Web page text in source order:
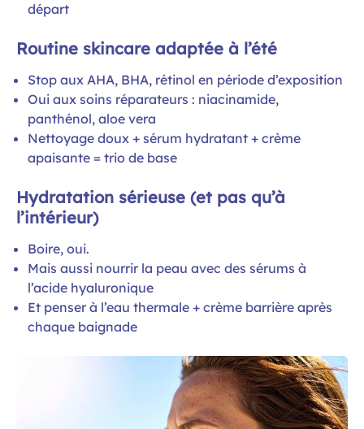
départ
Routine skincare adaptée à l’été
Stop aux AHA, BHA, rétinol en période d’exposition
Oui aux soins réparateurs : niacinamide,
panthénol, aloe vera
Nettoyage doux + sérum hydratant + crème
apaisante = trio de base
Hydratation sérieuse (et pas qu’à
l’intérieur)
Boire, oui.
Mais aussi nourrir la peau avec des sérums à
l’acide hyaluronique
Et penser à l’eau thermale + crème barrière après
chaque baignade